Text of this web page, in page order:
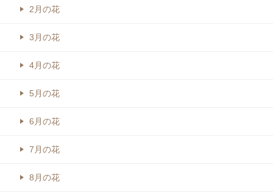
2月の花
3月の花
4月の花
5月の花
6月の花
7月の花
8月の花